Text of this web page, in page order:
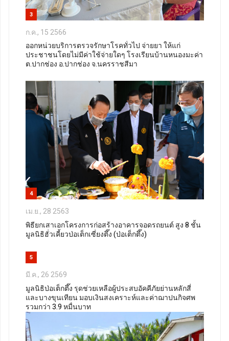
3
ก.ค., 15 2566
ออกหน่วยบริการตรวจรักษาโรคทั่วไป จ่ายยา ให้แก่
ประชาชนโดยไม่มีค่าใช้จ่ายใดๆ โรงเรียนบ้านหนองมะค่า
ต.ปากช่อง อ.ปากช่อง จ.นครราชสีมา
4
เม.ย., 28 2563
พิธียกเสาเอกโครงการก่อสร้างอาคารจอดรถยนต์ สูง 8 ชั้น
มูลนิธิฮั่วเคี้ยวป่อเต็กเซี่ยงตึ๊ง (ป่อเต็กตึ๊ง)
5
มี.ค., 26 2569
มูลนิธิป่อเต็กตึ๊ง รุดช่วยเหลือผู้ประสบอัคคีภัยย่านหลักสี่
และบางขุนเทียน มอบเงินสงเคราะห์และค่าฌาปนกิจศพ
รวมกว่า 3.9 หมื่นบาท